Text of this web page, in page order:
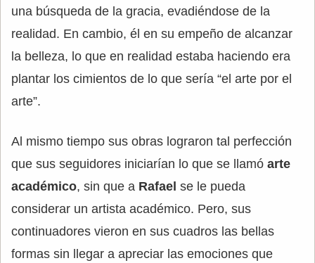
una búsqueda de la gracia, evadiéndose de la
realidad. En cambio, él en su empeño de alcanzar
la belleza, lo que en realidad estaba haciendo era
plantar los cimientos de lo que sería “el arte por el
arte”.
Al mismo tiempo sus obras lograron tal perfección
que sus seguidores iniciarían lo que se llamó arte
académico, sin que a Rafael se le pueda
considerar un artista académico. Pero, sus
continuadores vieron en sus cuadros las bellas
formas sin llegar a apreciar las emociones que